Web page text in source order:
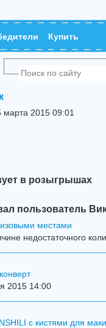
Купить
марта 2015 09:01
в розыгрышах
пользователь
местами
недостаточного
2015 14:00
с кистями для